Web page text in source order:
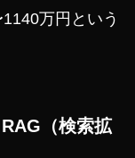
万円という
（検索拡